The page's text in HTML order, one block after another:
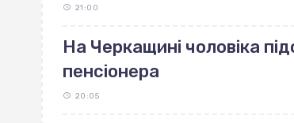
21:00
На Черкащині чоловіка
пенсіонера
20:05